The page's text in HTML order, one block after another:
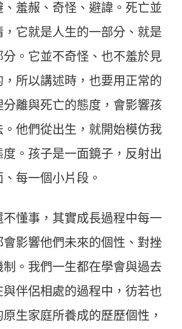
羞赧、奇怪、避諱。死亡並
它就是人生的一部分、就是
。它並不奇怪、也不羞於見
，所以講述時，也要用正常的
離與死亡的態度，會影響孩
他們從出生，就開始模仿我
。孩子是一面鏡子，反射出
每一個小片段。
懂事，其實成長過程中每一
影響他們未來的個性、對挫
。我們一生都在學會與過去
伴侶相處的過程中，彷若也
生家庭所養成的歷歷個性，